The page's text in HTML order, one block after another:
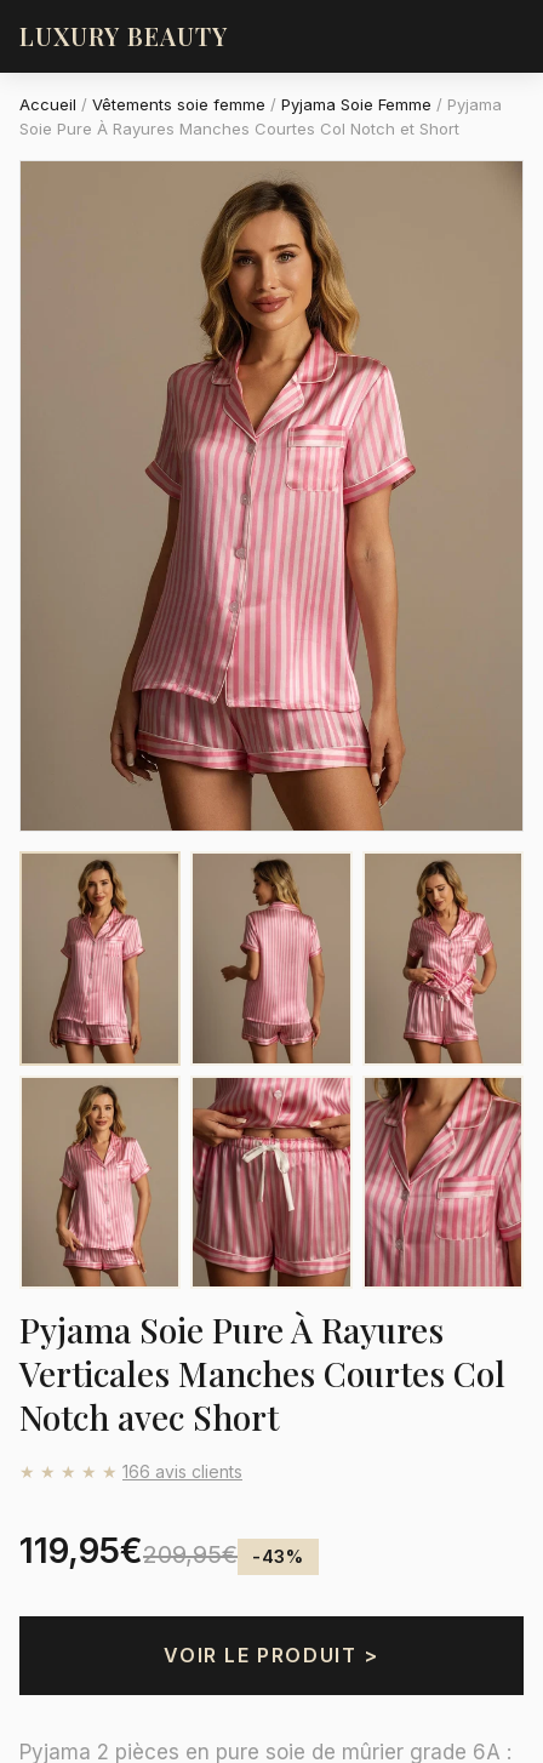
LUXURY BEAUTY
Accueil / Vêtements soie femme / Pyjama Soie Femme / Pyjama
Soie Pure À Rayures Manches Courtes Col Notch et Short
Pyjama Soie Pure À Rayures
Verticales Manches Courtes Col
Notch avec Short
★★★★★ 166 avis clients
119,95€209,95€ -43%
VOIR LE PRODUIT >
Pyjama 2 pièces en pure soie de mûrier grade 6A :